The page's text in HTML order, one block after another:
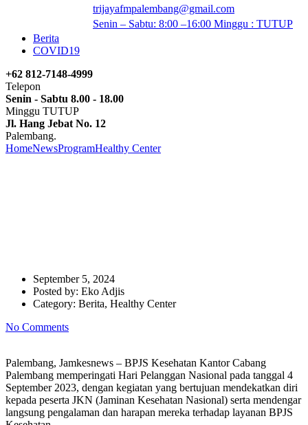
trijayafmpalembang@gmail.com
Senin – Sabtu: 8:00 –16:00 Minggu : TUTUP
Berita
COVID19
+62 812-7148-4999
Telepon
Senin - Sabtu 8.00 - 18.00
Minggu TUTUP
Jl. Hang Jebat No. 12
Palembang.
HomeNewsProgramHealthy CenterRayakan Hari Pelanggan BPJS
September 5, 2024
Posted by: Eko Adjis
Category: Berita, Healthy Center
No Comments
Palembang, Jamkesnews – BPJS Kesehatan Kantor Cabang
Palembang memperingati Hari Pelanggan Nasional pada tanggal 4
September 2023, dengan kegiatan yang bertujuan mendekatkan diri
kepada peserta JKN (Jaminan Kesehatan Nasional) serta mendengar
langsung pengalaman dan harapan mereka terhadap layanan BPJS